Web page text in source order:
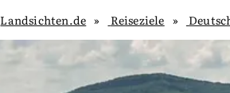
Reiseziele
Landsichten.de